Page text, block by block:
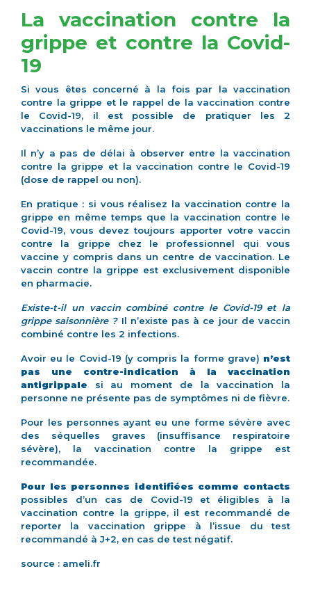
La vaccination contre la
grippe et contre la Covid-
19
Si vous êtes concerné à la fois par la vaccination
contre la grippe et le rappel de la vaccination contre
le Covid-19, il est possible de pratiquer les 2
vaccinations le même jour.
Il n’y a pas de délai à observer entre la vaccination
contre la grippe et la vaccination contre le Covid-19
(dose de rappel ou non).
En pratique : si vous réalisez la vaccination contre la
grippe en même temps que la vaccination contre le
Covid-19, vous devez toujours apporter votre vaccin
contre la grippe chez le professionnel qui vous
vaccine y compris dans un centre de vaccination. Le
vaccin contre la grippe est exclusivement disponible
en pharmacie.
Existe-t-il un vaccin combiné contre le Covid-19 et la
grippe saisonnière ?Il n’existe pas à ce jour de vaccin
combiné contre les 2 infections.
Avoir eu le Covid-19 (y compris la forme grave) n’est
pas une contre-indication à la vaccination
antigrippale si au moment de la vaccination la
personne ne présente pas de symptômes ni de fièvre.
Pour les personnes ayant eu une forme sévère avec
des séquelles graves (insuffisance respiratoire
sévère), la vaccination contre la grippe est
recommandée.
Pour les personnes identifiées comme contacts
possibles d’un cas de Covid-19 et éligibles à la
vaccination contre la grippe, il est recommandé de
reporter la vaccination grippe à l’issue du test
recommandé à J+2, en cas de test négatif.
source : ameli.fr